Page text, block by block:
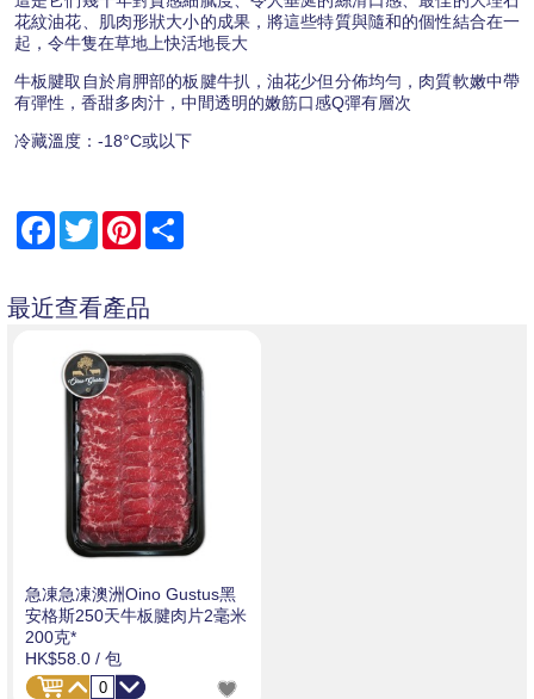
花紋油花、肌肉形狀大小的成果，將這些特質與隨和的個性結合在一
起，令牛隻在草地上快活地長大
牛板腱取自於肩胛部的板腱牛扒，油花少但分佈均勻，肉質軟嫩中帶
有彈性，香甜多肉汁，中間透明的嫩筋口感Q彈有層次
冷藏溫度：-18°C或以下
Facebook
TwitterPinterest
最近查看產品
急凍急凍澳洲Oino Gustus黑
安格斯250天牛板腱肉片2毫米
200克*
HK$58.0 / 包